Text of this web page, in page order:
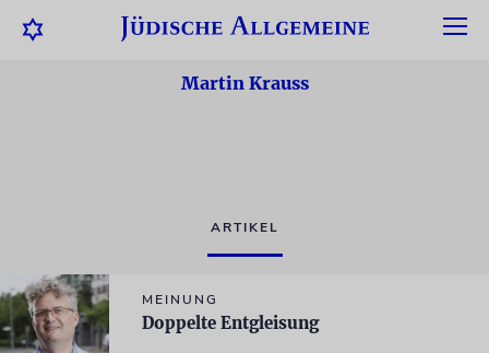
Martin Krauss
ARTIKEL
MEINUNG
Doppelte Entgleisung